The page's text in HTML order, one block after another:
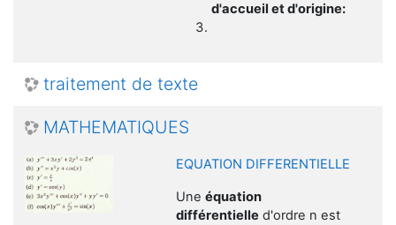
d'accueil et d'origine:
traitement de texte
MATHEMATIQUES
EQUATION DIFFERENTIELLE
Une équation
différentielled'ordre n est